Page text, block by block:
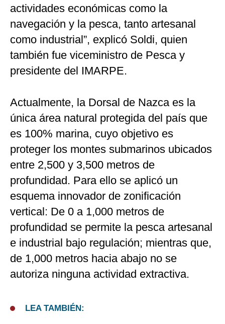
actividades económicas como la
navegación y la pesca, tanto artesanal
como industrial”, explicó Soldi, quien
también fue viceministro de Pesca y
presidente del IMARPE.
Actualmente, la Dorsal de Nazca es la
única área natural protegida del país que
es 100% marina, cuyo objetivo es
proteger los montes submarinos ubicados
entre 2,500 y 3,500 metros de
profundidad. Para ello se aplicó un
esquema innovador de zonificación
vertical: De 0 a 1,000 metros de
profundidad se permite la pesca artesanal
e industrial bajo regulación; mientras que,
de 1,000 metros hacia abajo no se
autoriza ninguna actividad extractiva.
LEA TAMBIÉN: